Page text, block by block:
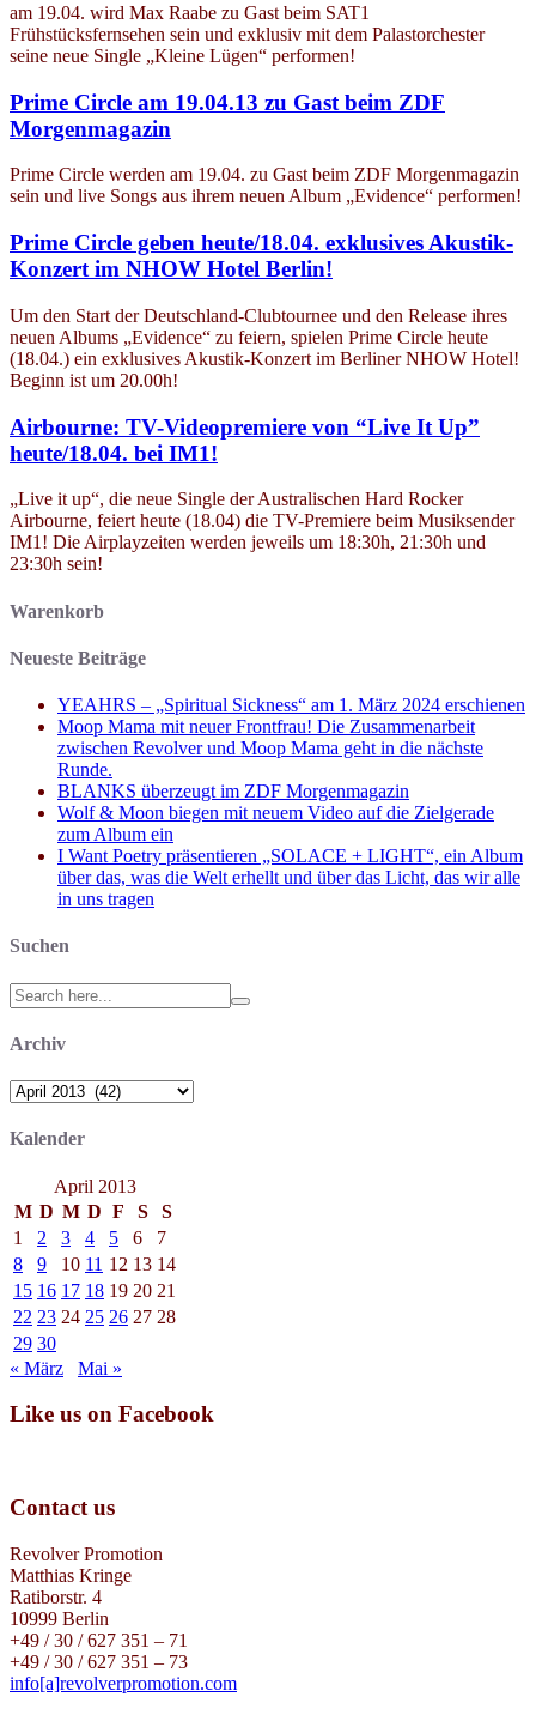
am 19.04. wird Max Raabe zu Gast beim SAT1
Frühstücksfernsehen sein und exklusiv mit dem Palastorchester
seine neue Single „Kleine Lügen“ performen!
Prime Circle am 19.04.13 zu Gast beim ZDF
Morgenmagazin
Prime Circle werden am 19.04. zu Gast beim ZDF Morgenmagazin
sein und live Songs aus ihrem neuen Album „Evidence“ performen!
Prime Circle geben heute/18.04. exklusives Akustik-
Konzert im NHOW Hotel Berlin!
Um den Start der Deutschland-Clubtournee und den Release ihres
neuen Albums „Evidence“ zu feiern, spielen Prime Circle heute
(18.04.) ein exklusives Akustik-Konzert im Berliner NHOW Hotel!
Beginn ist um 20.00h!
Airbourne: TV-Videopremiere von “Live It Up”
heute/18.04. bei IM1!
„Live it up“, die neue Single der Australischen Hard Rocker
Airbourne, feiert heute (18.04) die TV-Premiere beim Musiksender
IM1! Die Airplayzeiten werden jeweils um 18:30h, 21:30h und
23:30h sein!
Warenkorb
Neueste Beiträge
YEAHRS – „Spiritual Sickness“ am 1. März 2024 erschienen
Moop Mama mit neuer Frontfrau! Die Zusammenarbeit
zwischen Revolver und Moop Mama geht in die nächste
Runde.
BLANKS überzeugt im ZDF Morgenmagazin
Wolf & Moon biegen mit neuem Video auf die Zielgerade
zum Album ein
I Want Poetry präsentieren „SOLACE + LIGHT“, ein Album
über das, was die Welt erhellt und über das Licht, das wir alle
in uns tragen
Suchen
Search
for:
Archiv
Archiv
Kalender
April 2013
M D M D F S
S
1
2 3 4 5 6
7
8
9 10 11 12 13 14
15 16 17 18 19 20 21
22 23 24 25 26 27 28
29 30
« März
Mai »
Like us on Facebook
Contact us
Revolver Promotion
Matthias Kringe
Ratiborstr. 4
10999 Berlin
+49 / 30 / 627 351 – 71
+49 / 30 / 627 351 – 73
info[a]revolverpromotion.com